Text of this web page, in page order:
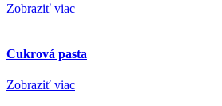
Zobraziť viac
Cukrová pasta
Zobraziť viac